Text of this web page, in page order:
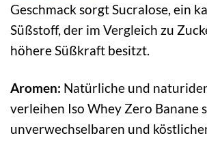
Geschmack sorgt Sucralose, ein
Süßstoff, der im Vergleich zu
höhere Süßkraft besitzt.
Aromen: Natürliche und
verleihen Iso Whey Zero Banane
unverwechselbaren und